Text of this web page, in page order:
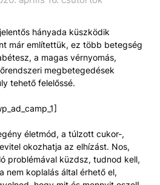
hányada küszködik
már említettük, ez több betegség
a magas vérnyomás,
megbetegedések
tehető felelőssé.
életmód, a túlzott cukor-,
okozhatja az elhízást. Nos,
problémával küzdsz, tudnod kell,
nem koplalás által érhető el,